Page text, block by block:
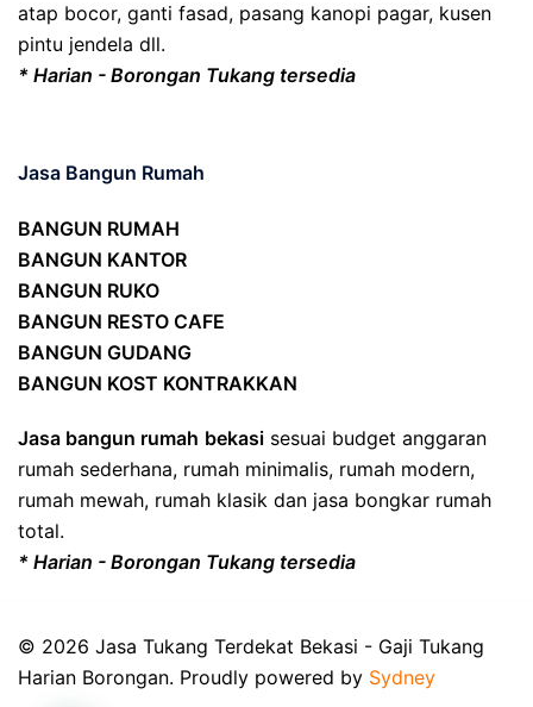
atap bocor, ganti fasad, pasang kanopi pagar, kusen
pintu jendela dll.
* Harian - Borongan Tukang tersedia
Jasa Bangun Rumah
BANGUN RUMAH
BANGUN KANTOR
BANGUN RUKO
BANGUN RESTO CAFE
BANGUN GUDANG
BANGUN KOST KONTRAKKAN
Jasa bangun rumah bekasi sesuai budget anggaran
rumah sederhana, rumah minimalis, rumah modern,
rumah mewah, rumah klasik dan jasa bongkar rumah
total.
* Harian - Borongan Tukang tersedia
© 2026 Jasa Tukang Terdekat Bekasi - Gaji Tukang
Harian Borongan. Proudly powered by Sydney